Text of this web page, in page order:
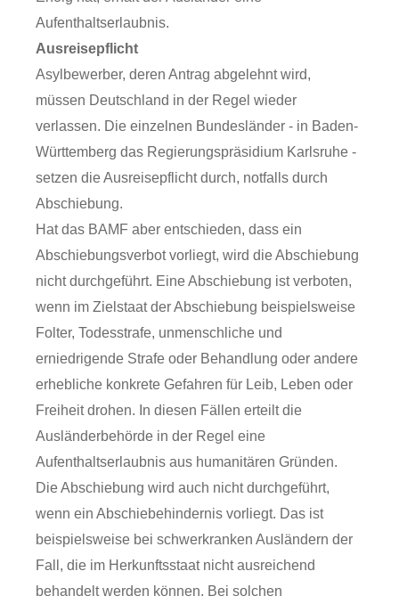
Aufenthaltserlaubnis.
Ausreisepflicht
Asylbewerber, deren Antrag abgelehnt wird,
müssen Deutschland in der Regel wieder
verlassen. Die einzelnen Bundesländer - in Baden-
Württemberg das Regierungspräsidium Karlsruhe -
setzen die Ausreisepflicht durch, notfalls durch
Abschiebung.
Hat das BAMF aber entschieden, dass ein
Abschiebungsverbot vorliegt, wird die Abschiebung
nicht durchgeführt. Eine Abschiebung ist verboten,
wenn im Zielstaat der Abschiebung beispielsweise
Folter, Todesstrafe, unmenschliche und
erniedrigende Strafe oder Behandlung oder andere
erhebliche konkrete Gefahren für Leib, Leben oder
Freiheit drohen. In diesen Fällen erteilt die
Ausländerbehörde in der Regel eine
Aufenthaltserlaubnis aus humanitären Gründen.
Die Abschiebung wird auch nicht durchgeführt,
wenn ein Abschiebehindernis vorliegt. Das ist
beispielsweise bei schwerkranken Ausländern der
Fall, die im Herkunftsstaat nicht ausreichend
behandelt werden können. Bei solchen